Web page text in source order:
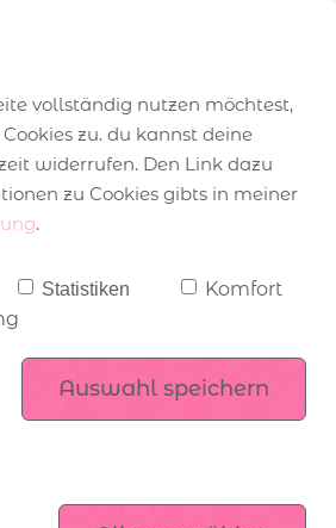
Produktsets
Zierschleife von Stampin’ Up!
vollständig nutzen möchtest,
Cookies zu. du kannst deine
widerrufen. Den Link dazu
zu Cookies gibts in meiner
.
Statistiken
Komfort
Auswahl speichern